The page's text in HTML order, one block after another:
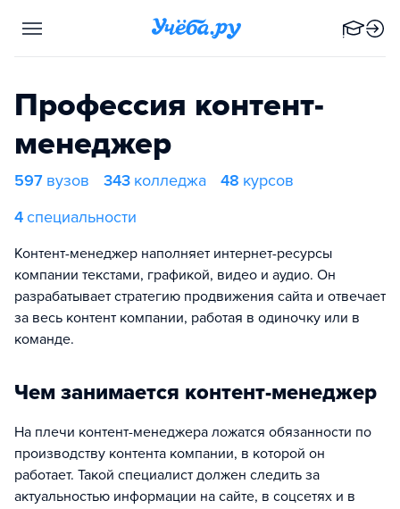
Профессия контент-
менеджер
597 вузов 343 колледжа 48 курсов
4специальности
Контент-менеджер наполняет интернет-ресурсы
компании текстами, графикой, видео и аудио. Он
разрабатывает стратегию продвижения сайта и отвечает
за весь контент компании, работая в одиночку или в
команде.
Чем занимается контент-менеджер
На плечи контент-менеджера ложатся обязанности по
производству контента компании, в которой он
работает. Такой специалист должен следить за
актуальностью информации на сайте, в соцсетях и в